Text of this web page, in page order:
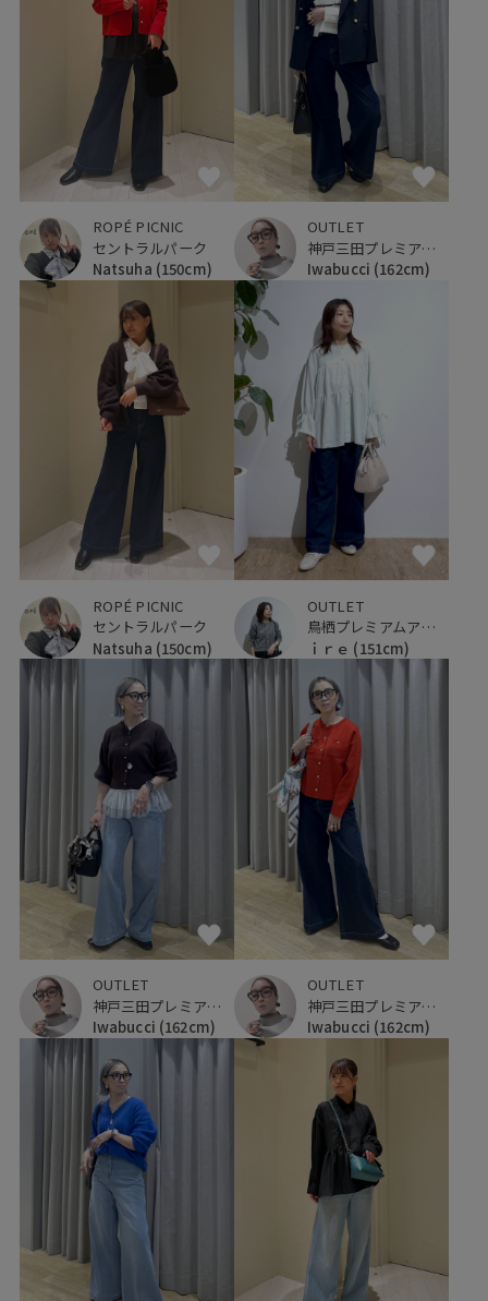
ROPÉ PICNIC
セントラルパーク
Natsuha (150cm)
OUTLET
神戸三田プレミアム・アウトレット
Iwabucci (162cm)
ROPÉ PICNIC
セントラルパーク
Natsuha (150cm)
OUTLET
鳥栖プレミアムアウトレット
ｉｒｅ (151cm)
OUTLET
神戸三田プレミアム・アウトレット
Iwabucci (162cm)
OUTLET
神戸三田プレミアム・アウトレット
Iwabucci (162cm)